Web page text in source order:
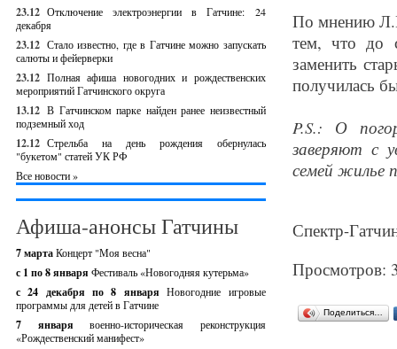
23.12 Отключение электроэнергии в Гатчине: 24
декабря
23.12 Стало известно, где в Гатчине можно запускать
салюты и фейерверки
23.12 Полная афиша новогодних и рождественских
мероприятий Гатчинского округа
13.12 В Гатчинском парке найден ранее неизвестный
подземный ход
12.12 Стрельба на день рождения обернулась
"букетом" статей УК РФ
Все новости »
Афиша-анонсы Гатчины
7 мартаКонцерт "Моя весна"
с 1 по 8 января Фестиваль «Новогодняя кутерьма»
с 24 декабря по 8 январяНовогодние игровые
программы для детей в Гатчине
7 январявоенно-историческая реконструкция
«Рождественский манифест»
По мнению
тем, что до
заменить
получилась
P.S.: О
заверяют с
семей жилье
Спектр-
Просмотров:
Поделиться…